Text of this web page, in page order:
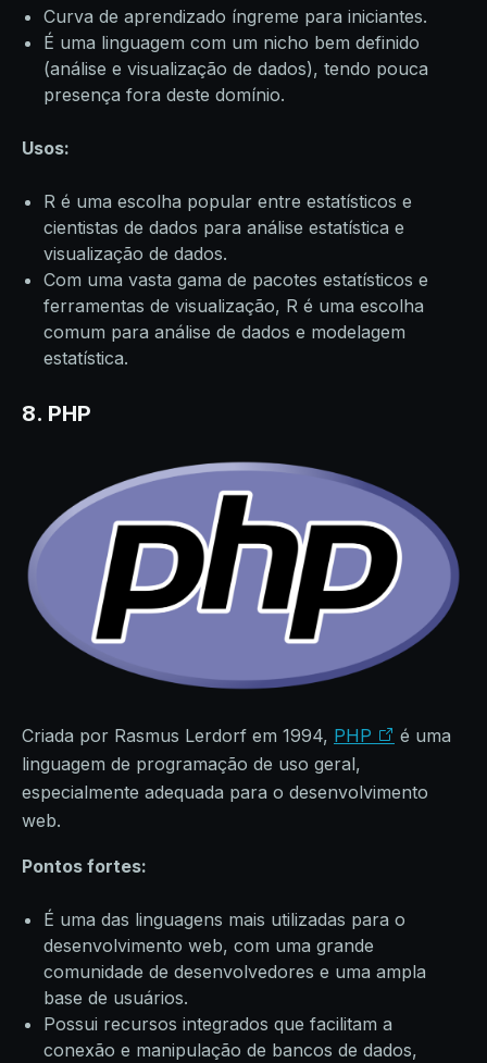
Curva de aprendizado íngreme para iniciantes.
É uma linguagem com um nicho bem definido
(análise e visualização de dados), tendo pouca
presença fora deste domínio.
Usos:
R é uma escolha popular entre estatísticos e
cientistas de dados para análise estatística e
visualização de dados.
Com uma vasta gama de pacotes estatísticos e
ferramentas de visualização, R é uma escolha
comum para análise de dados e modelagem
estatística.
8. PHP
Criada por Rasmus Lerdorf em 1994, PHP
é uma
linguagem de programação de uso geral,
especialmente adequada para o desenvolvimento
web.
Pontos fortes:
É uma das linguagens mais utilizadas para o
desenvolvimento web, com uma grande
comunidade de desenvolvedores e uma ampla
base de usuários.
Possui recursos integrados que facilitam a
conexão e manipulação de bancos de dados,